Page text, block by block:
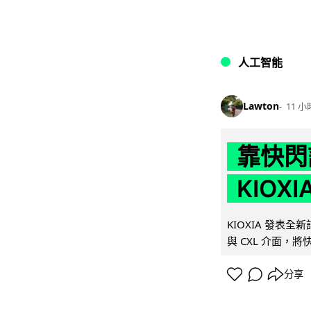
人工智能
Lawton 11 小
靠快
KIOXIA 發表全新
與 CXL 介面，將
分享